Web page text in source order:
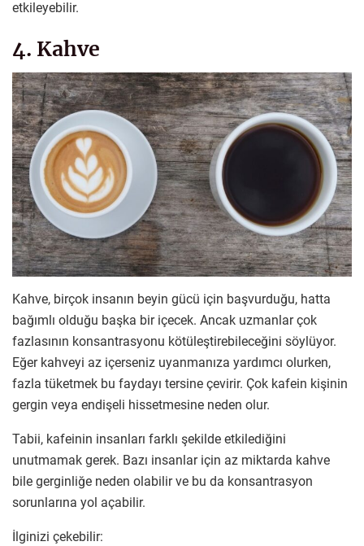
etkileyebilir.
4. Kahve
Kahve, birçok insanın beyin gücü için başvurduğu, hatta
bağımlı olduğu başka bir içecek. Ancak uzmanlar çok
fazlasının konsantrasyonu kötüleştirebileceğini söylüyor.
Eğer kahveyi az içerseniz uyanmanıza yardımcı olurken,
fazla tüketmek bu faydayı tersine çevirir. Çok kafein kişinin
gergin veya endişeli hissetmesine neden olur.
Tabii, kafeinin insanları farklı şekilde etkilediğini
unutmamak gerek. Bazı insanlar için az miktarda kahve
bile gerginliğe neden olabilir ve bu da konsantrasyon
sorunlarına yol açabilir.
İlginizi çekebilir: